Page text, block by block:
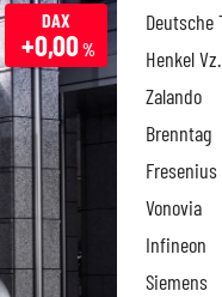
DAX
+0,00% Henkel Vz.
Zalando
Brenntag
Fresenius
Vonovia
Infineon
Siemens